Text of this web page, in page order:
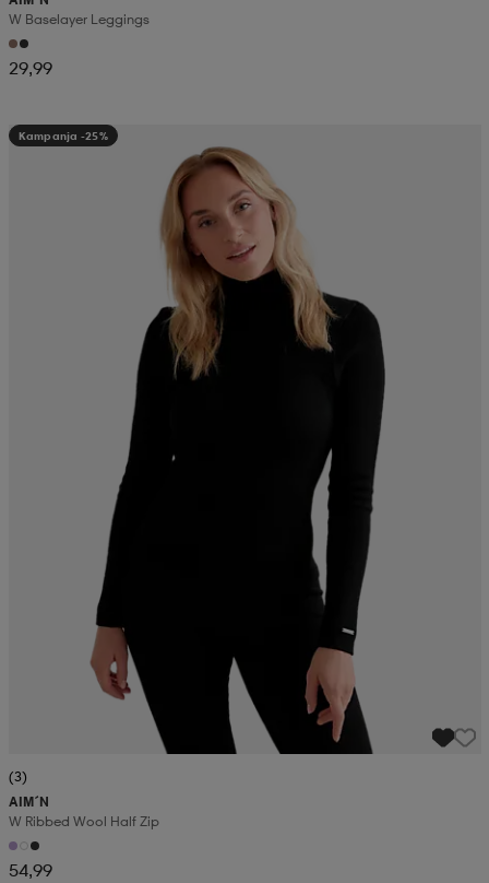
W Baselayer Leggings
29,99
Kampanja -25%
(3)
AIM´N
W Ribbed Wool Half Zip
54,99